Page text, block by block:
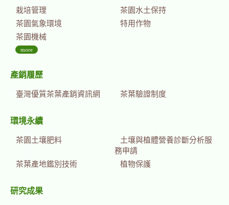
栽培管理
茶園水土保持
茶園氣象環境
特用作物
茶園機械
more
產銷履歷
臺灣優質茶葉產銷資訊網 茶葉驗證制度
環境永續
茶園土壤肥料
土壤與植體營養診斷分析服
務申請
茶葉產地鑑別技術
植物保護
研究成果